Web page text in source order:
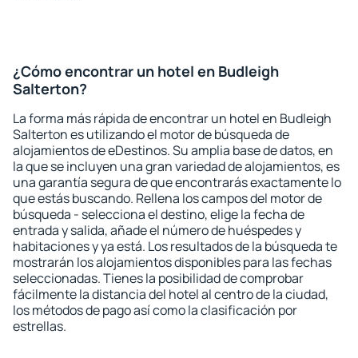
¿Cómo encontrar un hotel en Budleigh
Salterton?
La forma más rápida de encontrar un hotel en Budleigh
Salterton es utilizando el motor de búsqueda de
alojamientos de eDestinos. Su amplia base de datos, en
la que se incluyen una gran variedad de alojamientos, es
una garantía segura de que encontrarás exactamente lo
que estás buscando. Rellena los campos del motor de
búsqueda - selecciona el destino, elige la fecha de
entrada y salida, añade el número de huéspedes y
habitaciones y ya está. Los resultados de la búsqueda te
mostrarán los alojamientos disponibles para las fechas
seleccionadas. Tienes la posibilidad de comprobar
fácilmente la distancia del hotel al centro de la ciudad,
los métodos de pago así como la clasificación por
estrellas.